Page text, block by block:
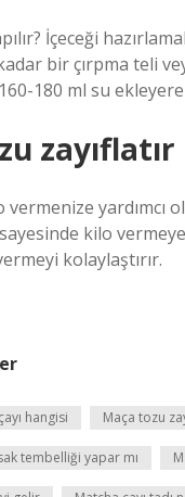
İçeceği
bir çırpma teli
180 ml su
zayıflatır
vermenize yardımcı
kilo
kolaylaştırır.
hangisi Maça tozu
tembelliği yapar mı